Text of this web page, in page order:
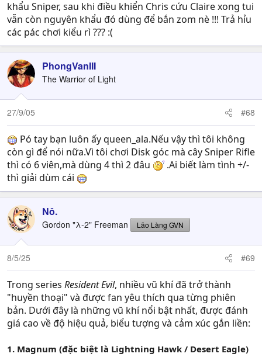
khẩu Sniper, sau khi điều khiển Chris cứu Claire xong tui
vẫn còn nguyên khẩu đó dùng để bắn zom nè !!! Trả hỉu
các pác chơi kiểu rì ??? :(
PhongVanIII
The Warrior of Light
27/9/05 #68
Pó tay bạn luôn ấy queen_ala.Nếu vậy thì tôi không
còn gì để nói nữa.Vì tôi chơi Disk góc mà cây Sniper Rifle
thì có 6 viên,mà dùng 4 thì 2 đâu
.Ai biết làm tình +/-
thì giải dùm cái
Nô.
Gordon "λ-2" Freeman Lão Làng GVN
8/5/25 #69
Trong series Resident Evil, nhiều vũ khí đã trở thành
"huyền thoại" và được fan yêu thích qua từng phiên
bản. Dưới đây là những vũ khí nổi bật nhất, được đánh
giá cao về độ hiệu quả, biểu tượng và cảm xúc gắn liền:
1. Magnum (đặc biệt là Lightning Hawk / Desert Eagle)